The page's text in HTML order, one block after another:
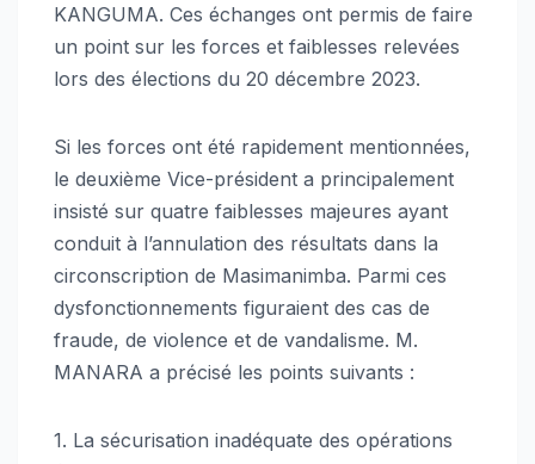
KANGUMA. Ces échanges ont permis de faire
un point sur les forces et faiblesses relevées
lors des élections du 20 décembre 2023.
Si les forces ont été rapidement mentionnées,
le deuxième Vice-président a principalement
insisté sur quatre faiblesses majeures ayant
conduit à l’annulation des résultats dans la
circonscription de Masimanimba. Parmi ces
dysfonctionnements figuraient des cas de
fraude, de violence et de vandalisme. M.
MANARA a précisé les points suivants :
1. La sécurisation inadéquate des opérations